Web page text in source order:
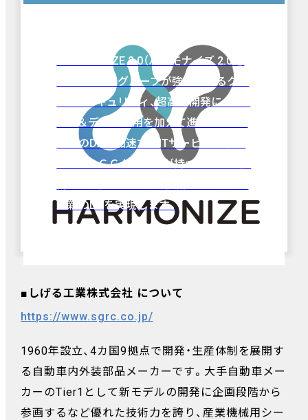
「HARMONIZE 2.0（ハーモナイズ 2.0）」
は、ＪＢＣＣグループが強みとするクラ
ウド、セキュリティ、超高速開発に、新た
にAI＆データ活用を加えて進化した、お
客様のDXを加速するITサービス体系で
す。ＪＢＣＣグループが持つデジタル技
最新のDXを実現します。
■しげる工業株式会社 について
https://www.sgrc.co.jp/
1960年設立、4カ国9拠点で開発・生産体制を展開す
る自動車内外装部品メーカーです。大手自動車メー
カーのTier1として新モデルの開発に企画段階から
参画するなど優れた技術力を誇り、産業機械用シー